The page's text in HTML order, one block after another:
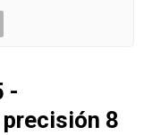
-
8